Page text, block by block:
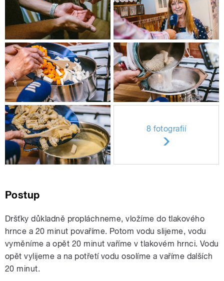
8 fotografií
Postup
Dršťky důkladně propláchneme, vložíme do tlakového
hrnce a 20 minut povaříme. Potom vodu slijeme, vodu
vyměníme a opět 20 minut vaříme v tlakovém hrnci. Vodu
opět vylijeme a na potřetí vodu osolíme a vaříme dalších
20 minut.